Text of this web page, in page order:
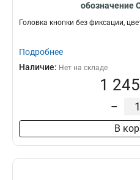
обозначение
Головка кнопки без фиксации,
Подробнее
Наличие: Нет на складе
1
–
В